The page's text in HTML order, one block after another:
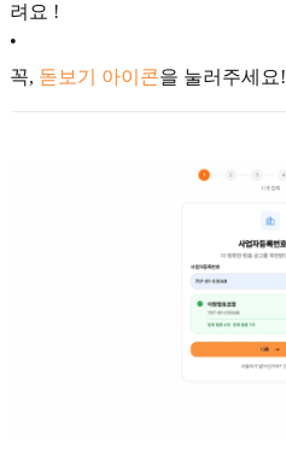
려요 !
•
꼭, 돋보기 아이콘을 눌러주세요!